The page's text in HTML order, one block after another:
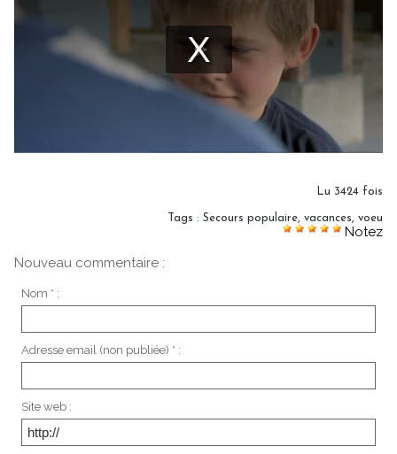
Lu 3424 fois
Tags : Secours populaire, vacances, voeu
Notez
Nouveau commentaire :
Nom * :
Adresse email (non publiée) * :
Site web :